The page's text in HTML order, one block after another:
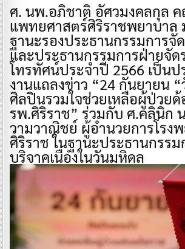
ศ. นพ.อภิชาติ อัศวมงคลกุล
แพทยศาสตร์ศิริราชพยาบาล
ฐานะรองประธานกรรมการจั
และประธานกรรมการฝ่ายจัด
โทรทัศน์ประจำปี 2566 เป็นป
งานแถลงข่าว “24 กันยายน
ศิลปินรวมใจช่วยเหลือผู้ป่วยด้
รพ.ศิริราช” ร่วมกับ ศ.คลินิก
วามวาณิชย์ ผู้อำนวยการโรง
ศิริราช ในฐานะประธานกรร
บริจาคเนื่องในวันมหิดล